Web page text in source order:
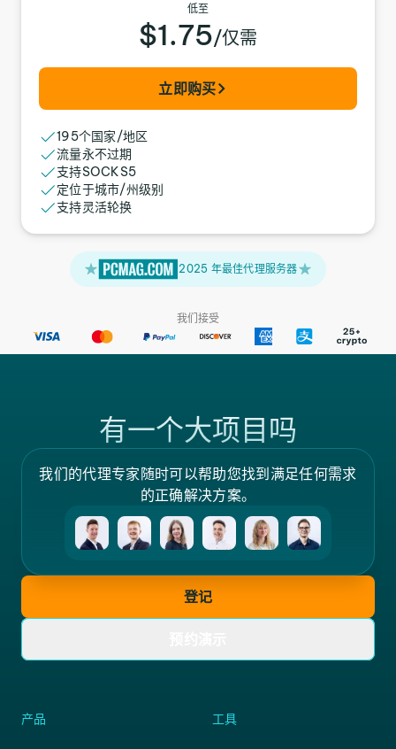
低至
$1.75/仅需
立即购买
195个国家/地区
流量永不过期
支持SOCKS5
定位于城市/州级别
支持灵活轮换
2025 年最佳代理服务器
我们接受
有一个大项目吗
我们的代理专家随时可以帮助您找到满足任何需求
的正确解决方案。
登记
产品 工具